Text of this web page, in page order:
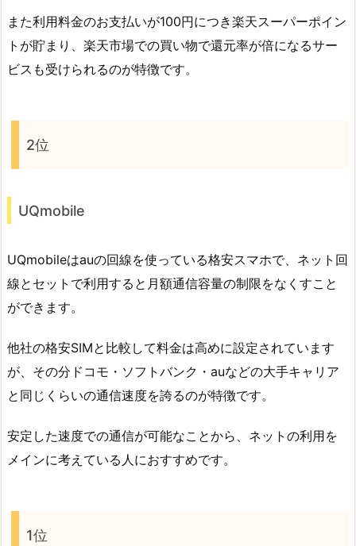
また利用料金のお支払いが100円につき楽天スーパーポイン
トが貯まり、楽天市場での買い物で還元率が倍になるサー
ビスも受けられるのが特徴です。
2位
UQmobile
UQmobileはauの回線を使っている格安スマホで、ネット回
線とセットで利用すると月額通信容量の制限をなくすこと
ができます。
他社の格安SIMと比較して料金は高めに設定されています
が、その分ドコモ・ソフトバンク・auなどの大手キャリア
と同じくらいの通信速度を誇るのが特徴です。
安定した速度での通信が可能なことから、ネットの利用を
メインに考えている人におすすめです。
1位